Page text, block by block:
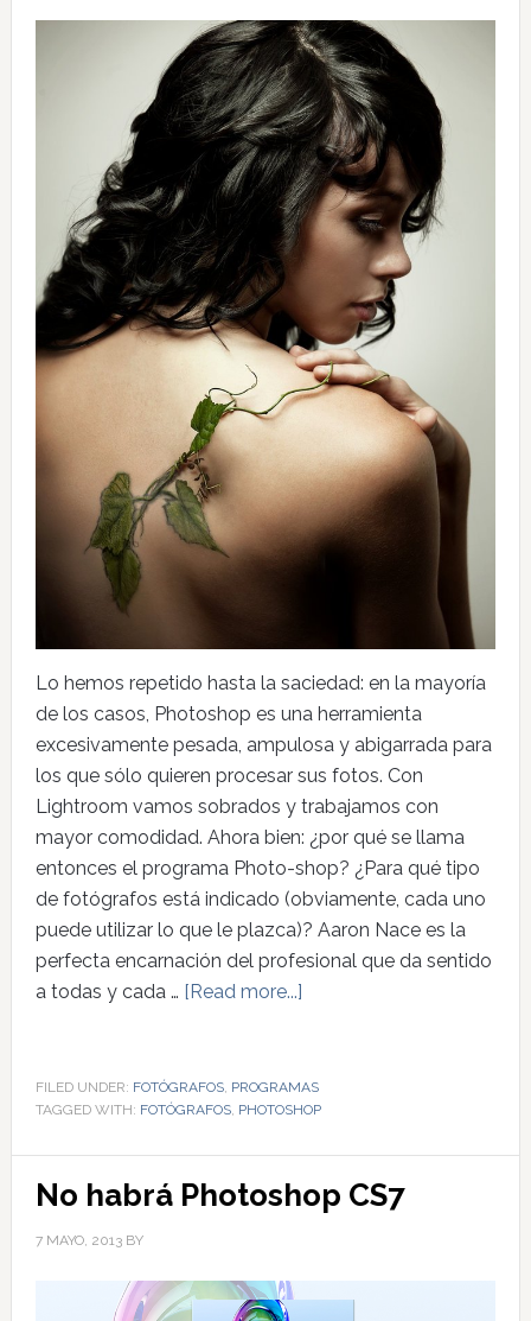
Lo hemos repetido hasta la saciedad: en la mayoría
de los casos, Photoshop es una herramienta
excesivamente pesada, ampulosa y abigarrada para
los que sólo quieren procesar sus fotos. Con
Lightroom vamos sobrados y trabajamos con
mayor comodidad. Ahora bien: ¿por qué se llama
entonces el programa Photo-shop? ¿Para qué tipo
de fotógrafos está indicado (obviamente, cada uno
puede utilizar lo que le plazca)? Aaron Nace es la
perfecta encarnación del profesional que da sentido
a todas y cada … [Read more...]
FILED UNDER: FOTÓGRAFOS, PROGRAMAS
TAGGED WITH: FOTÓGRAFOS, PHOTOSHOP
No habrá Photoshop CS7
7 MAYO, 2013BY